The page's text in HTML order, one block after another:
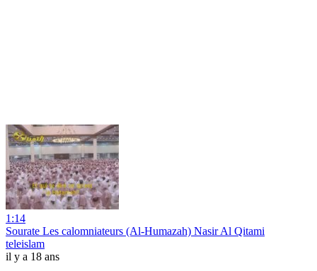
1:14
Sourate Les calomniateurs (Al-Humazah) Nasir Al Qitami
teleislam
il y a 18 ans